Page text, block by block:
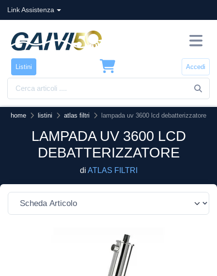
Link Assistenza
Listini Accedi
home listini atlas filtri lampada uv 3600 lcd debatterizzatore
LAMPADA UV 3600 LCD
DEBATTERIZZATORE
di ATLAS FILTRI